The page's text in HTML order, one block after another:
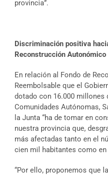
provincia”.
Discriminación positiva
Reconstrucción Autonómico
En relación al Fondo de
Reembolsable que el
dotado con 16.000 millones
Comunidades Autónomas,
la Junta “ha de tomar en
nuestra provincia que,
más afectadas tanto en el
cien mil habitantes como en
“Por ello, proponemos que